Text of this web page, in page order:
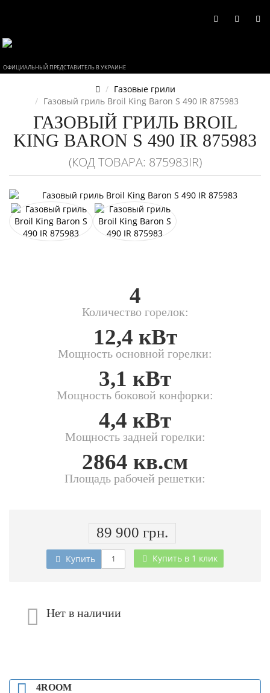
ОФИЦИАЛЬНЫЙ ПРЕДСТАВИТЕЛЬ В УКРАИНЕ
Газовые грили
Газовый гриль Broil King Baron S 490 IR 875983
ГАЗОВЫЙ ГРИЛЬ BROIL
KING BARON S 490 IR 875983
(КОД ТОВАРА: 875983IR)
4
Количество горелок:
12,4 кВт
Мощность основной горелки:
3,1 кВт
Мощность боковой конфорки:
4,4 кВт
Мощность задней горелки:
2864 кв.см
Площадь рабочей решетки:
89 900 грн.
Купить Купить в 1 клик
Нет в наличии
4ROOM